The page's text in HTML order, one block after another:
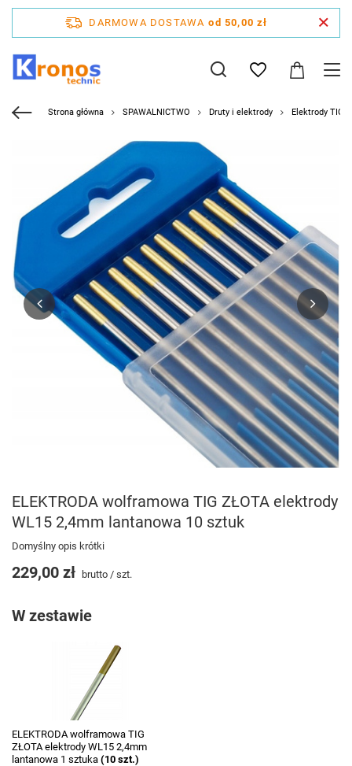
DARMOWA DOSTAWA od 50,00 zł
Strona główna SPAWALNICTWO Druty i elektrody Elektrody TIG
ELEKTRODA wolframowa TIG ZŁOTA elektrody
WL15 2,4mm lantanowa 10 sztuk
Domyślny opis krótki
W zestawie
ELEKTRODA wolframowa TIG
ZŁOTA elektrody WL15 2,4mm
lantanowa 1 sztuka (10 szt.)
229,00 zł brutto / szt.